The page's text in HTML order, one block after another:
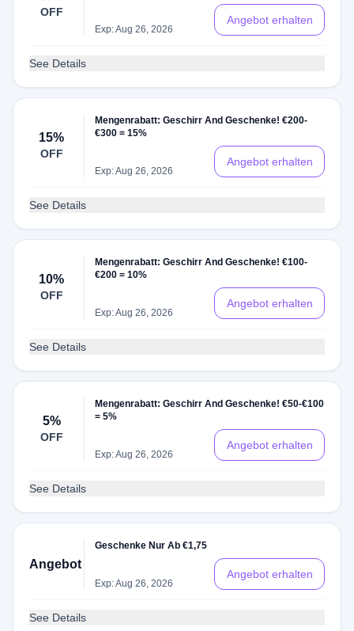
OFF
Exp: Aug 26, 2026
Angebot erhalten
See Details
15%
OFF
Mengenrabatt: Geschirr And Geschenke! €200-
€300 = 15%
Exp: Aug 26, 2026
Angebot erhalten
See Details
10%
OFF
Mengenrabatt: Geschirr And Geschenke! €100-
€200 = 10%
Exp: Aug 26, 2026
Angebot erhalten
See Details
5%
OFF
Mengenrabatt: Geschirr And Geschenke! €50-€100
= 5%
Exp: Aug 26, 2026
Angebot erhalten
See Details
Angebot
Geschenke Nur Ab €1,75
Exp: Aug 26, 2026
Angebot erhalten
See Details